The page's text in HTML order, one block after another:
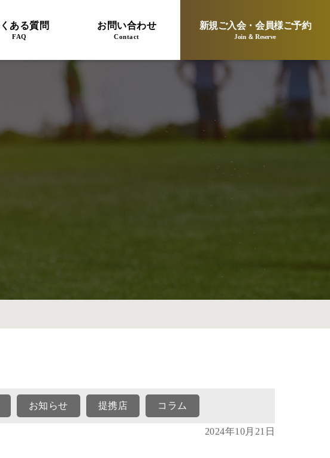
ある質問
FAQ
お問い合わせ
Contact
新規ご入会・会員様ご予約
Join ＆ Reserve
お知らせ 提携店 コラム
2024年10月21日